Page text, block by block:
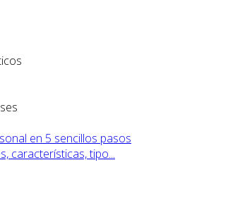
en 5 sencillos pasos
características, tipo...